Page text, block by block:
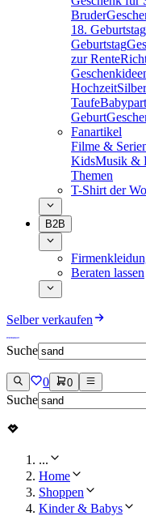
Bruder
18. Geburtstag
Geburtstag
zur Rente
Hochzeit
Taufe
Geburt
Fanartikel
Filme &
KidsMusik &
Themen
T-Shirt der
B2B
Beraten lassen
Selber verkaufen
Suche
0 0
Suche
...
Home
Shoppen
Kinder & Babys